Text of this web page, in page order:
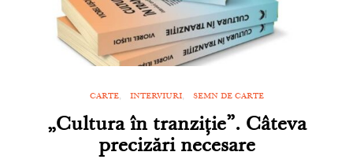
CARTE INTERVIURI SEMN DE CARTE
„Cultura în tranziție”. Câteva
precizări necesare